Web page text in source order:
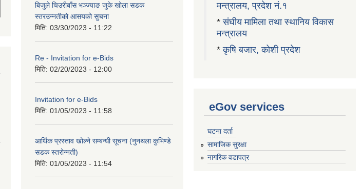
बिजुले चिउरीबाँस भञ्ज्याङ जुके खोला सडक
स्तरउन्नतीको आसयको सुचना
मिति: 03/30/2023 - 11:22
Re - Invitation for e-Bids
मिति: 02/20/2023 - 12:00
Invitation for e-Bids
मिति: 01/05/2023 - 11:58
आर्थिक प्रस्ताव खोल्ने सम्बन्धी सूचना (नुनथला कुभिण्डे
सडक स्तरोन्नती)
मिति: 01/05/2023 - 11:54
मन्त्रालय, प्रदेश नं.१
*संघीय मामिला तथा स्थानिय विकास
मन्त्रालय
*कृषि बजार, कोशी प्रदेश
eGov services
घटना दर्ता
सामाजिक सुरक्षा
नागरिक वडापत्र